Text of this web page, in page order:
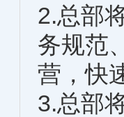
2.总部
务规范
营，快
3.总部